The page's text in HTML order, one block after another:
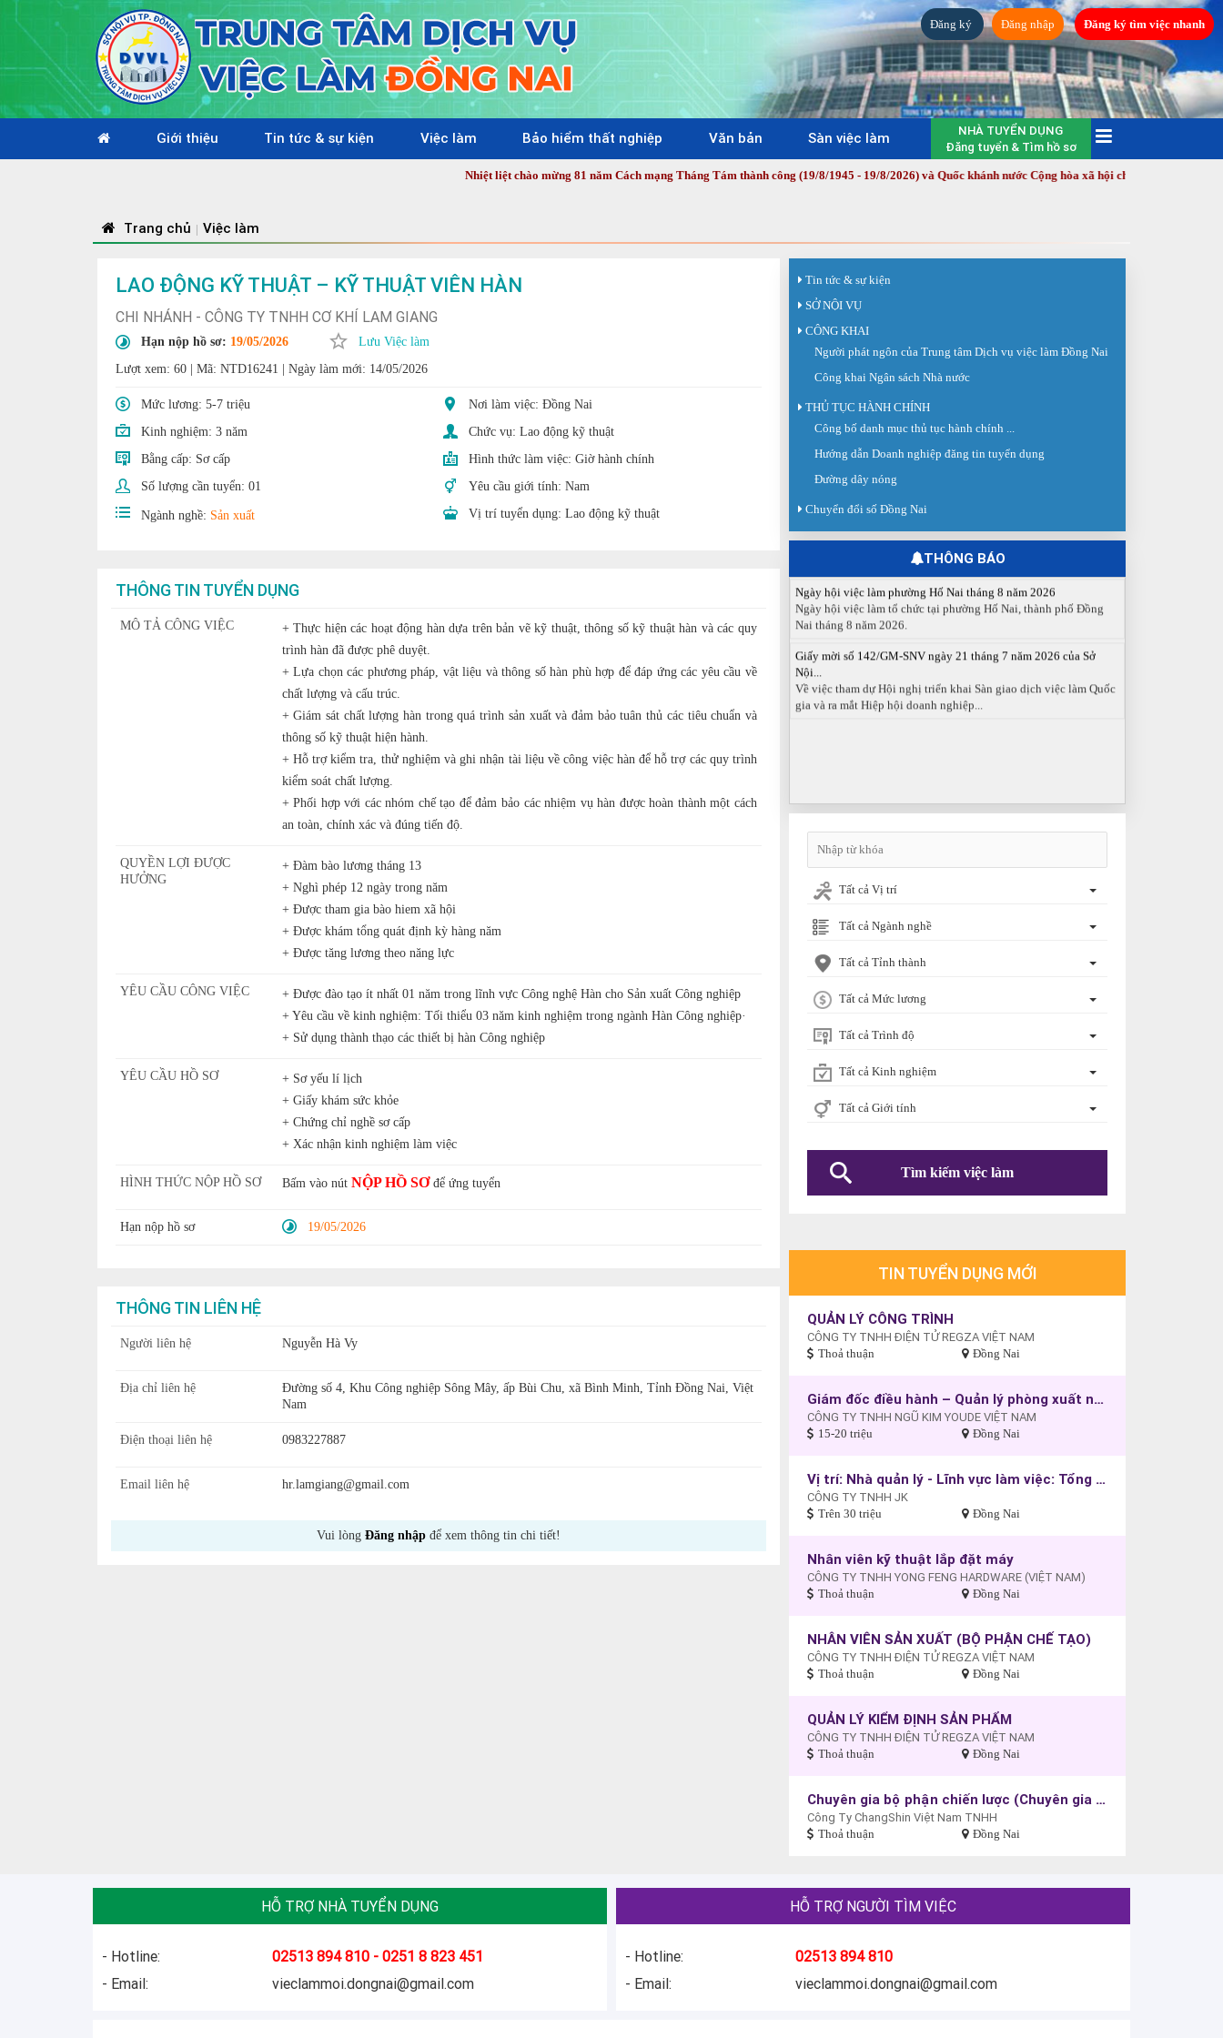
Đăng ký Đăng nhập Đăng ký tìm việc nhanh
Giới thiệu Tin tức & sự kiện Việc làm Bảo hiểm thất nghiệp Văn bản Sàn việc làm
NHÀ TUYỂN DỤNG
Đăng tuyển & Tìm hồ sơ
Nhiệt liệt chào mừng 81 năm Cách mạng Tháng Tám thành công (19/8/1945 - 19/8/2026) và Quốc khánh nước Cộng hòa xã hội chủ nghĩa Việt Nam (2/9/
Trang chủ | Việc làm
LAO ĐỘNG KỸ THUẬT – KỸ THUẬT VIÊN HÀN
CHI NHÁNH - CÔNG TY TNHH CƠ KHÍ LAM GIANG
Hạn nộp hồ sơ: 19/05/2026
Lưu Việc làm
Lượt xem: 60
Mã: NTD16241 Ngày làm mới: 14/05/2026
Mức lương: 5-7 triệu
Nơi làm việc: Đồng Nai
Kinh nghiệm: 3 năm Chức vụ: Lao động kỹ thuật
Bằng cấp: Sơ cấp Hình thức làm việc: Giờ hành chính
Số lượng cần tuyển: 01 Yêu cầu giới tính: Nam
Ngành nghề: Sản xuất Vị trí tuyển dụng: Lao động kỹ thuật
THÔNG TIN TUYỂN DỤNG
MÔ TẢ CÔNG VIỆC
+ Thực hiện các hoạt động hàn dựa trên bản vẽ kỹ thuật, thông số kỹ thuật hàn và các quy
trình hàn đã được phê duyệt.
+ Lựa chọn các phương pháp, vật liệu và thông số hàn phù hợp để đáp ứng các yêu cầu về
chất lượng và cấu trúc.
+ Giám sát chất lượng hàn trong quá trình sản xuất và đảm bảo tuân thủ các tiêu chuẩn và
thông số kỹ thuật hiện hành.
+ Hỗ trợ kiểm tra, thử nghiệm và ghi nhận tài liệu về công việc hàn để hỗ trợ các quy trình
kiểm soát chất lượng.
+ Phối hợp với các nhóm chế tạo để đảm bảo các nhiệm vụ hàn được hoàn thành một cách
an toàn, chính xác và đúng tiến độ.
QUYỀN LỢI ĐƯỢC
HƯỞNG
+ Đàm bào lương tháng 13
+ Nghì phép 12 ngày trong năm
+ Được tham gia bào hiem xã hội
+ Được khám tổng quát định kỳ hàng năm
+ Được tăng lương theo năng lực
YÊU CẦU CÔNG VIỆC
+ Được đào tạo ít nhất 01 năm trong lĩnh vực Công nghệ Hàn cho Sản xuất Công nghiệp
+ Yêu cầu về kinh nghiệm: Tối thiểu 03 năm kinh nghiệm trong ngành Hàn Công nghiệp·
+ Sử dụng thành thạo các thiết bị hàn Công nghiệp
YÊU CẦU HỒ SƠ
+ Sơ yếu lí lịch
+ Giấy khám sức khỏe
+ Chứng chỉ nghề sơ cấp
+ Xác nhận kinh nghiệm làm việc
HÌNH THỨC NỘP HỒ SƠ Bấm vào nút NỘP HỒ SƠđể ứng tuyển
Hạn nộp hồ sơ 19/05/2026
THÔNG TIN LIÊN HỆ
Người liên hệ Nguyễn Hà Vy
Địa chỉ liên hệ
Đường số 4, Khu Công nghiệp Sông Mây, ấp Bùi Chu, xã Bình Minh, Tỉnh Đồng Nai, Việt
Nam
Điện thoại liên hệ 0983227887
Email liên hệ hr.lamgiang@gmail.com
Vui lòng Đăng nhập để xem thông tin chi tiết!
Tin tức & sự kiện
SỞ NỘI VỤ
CÔNG KHAI
Người phát ngôn của Trung tâm Dịch vụ việc làm Đồng Nai
Công khai Ngân sách Nhà nước
THỦ TỤC HÀNH CHÍNH
Công bố danh mục thủ tục hành chính ...
Hướng dẫn Doanh nghiệp đăng tin tuyển dụng
Đường dây nóng
Chuyển đổi số Đồng Nai
THÔNG BÁO
Sàn giao dịch việc làm lần thứ 08 năm 2026: Hơn 4.300 cơ hội...
Sáng ngày 03/8/2026, Trung tâm Dịch vụ việc làm Đồng Nai tổ
chức Sàn giao dịch việc làm lần thứ 08...
Đồng...
ngày 03 tháng 08 năm 2026.
Ngày hội việc làm tổ chức tại phường Hố Nai, thành phố Đồng
Nai tháng 8 năm 2026.
Giấy mời số 142/GM-SNV ngày 21 tháng 7 năm 2026 của Sở
Nội...
Về việc tham dự Hội nghị triển khai Sàn giao dịch việc làm Quốc
gia và ra mắt Hiệp hội doanh nghiệp...
Tất cả Vị trí
Tất cả Ngành nghề
Tất cả Tỉnh thành
Tất cả Mức lương
Tất cả Trình độ
Tất cả Kinh nghiệm
Tất cả Giới tính
TIN TUYỂN DỤNG MỚI
QUẢN LÝ CÔNG TRÌNH
CÔNG TY TNHH ĐIỆN TỬ REGZA VIỆT NAM
Thoả thuận Đồng Nai
Giám đốc điều hành – Quản lý phòng xuất nhập khẩu
CÔNG TY TNHH NGŨ KIM YOUDE VIỆT NAM
15-20 triệu Đồng Nai
Vị trí: Nhà quản lý - Lĩnh vực làm việc: Tổng giám đốc
CÔNG TY TNHH JK
Trên 30 triệu Đồng Nai
Nhân viên kỹ thuật lắp đặt máy
CÔNG TY TNHH YONG FENG HARDWARE (VIỆT NAM)
Thoả thuận Đồng Nai
NHÂN VIÊN SẢN XUẤT (BỘ PHẬN CHẾ TẠO)
CÔNG TY TNHH ĐIỆN TỬ REGZA VIỆT NAM
Thoả thuận Đồng Nai
QUẢN LÝ KIỂM ĐỊNH SẢN PHẨM
CÔNG TY TNHH ĐIỆN TỬ REGZA VIỆT NAM
Thoả thuận Đồng Nai
Chuyên gia bộ phận chiến lược (Chuyên gia bộ phận SPT)
Công Ty ChangShin Việt Nam TNHH
Thoả thuận Đồng Nai
HỖ TRỢ NHÀ TUYỂN DỤNG
- Hotline:
02513 894 810 - 0251 8 823 451
- Email:
vieclammoi.dongnai@gmail.com
HỖ TRỢ NGƯỜI TÌM VIỆC
- Hotline:
02513 894 810
- Email:
vieclammoi.dongnai@gmail.com